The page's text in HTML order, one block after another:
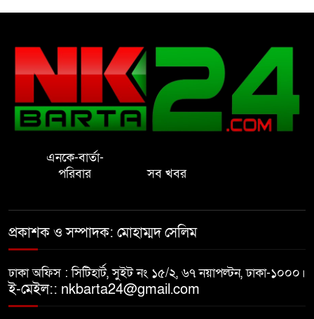
সেলিম
নোয়াখালীতে ইসলামী মহা-সমাবেশ
সফল করতে মতবিনিময় সভা
হাতে ধর্ষণের শিকার স্কুলছাত্রী
গভীর রাতে চাচীর ঘরে ভাতিজা,
পুরুষাঙ্গ কেটে উধাও চাচী
নোয়াখালীতে র‌্যাবের অভিযান: ২
চাঞ্চল্যকর হত্যা মামলার আসামিসহ
এনকে-বার্তা-
পরিবার
সব খবর
প্রকাশক ও সম্পাদক: মোহাম্মদ সেলিম
ঢাকা অফিস : সিটিহার্ট, সুইট নং ১৫/২, ৬৭ নয়াপল্টন, ঢাকা-১০০০।
ই-মেইল:: nkbarta24@gmail.com